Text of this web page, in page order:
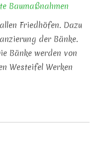
Baumaßnahmen
Friedhöfen. Dazu
der Bänke.
Bänke werden von
Westeifel Werken